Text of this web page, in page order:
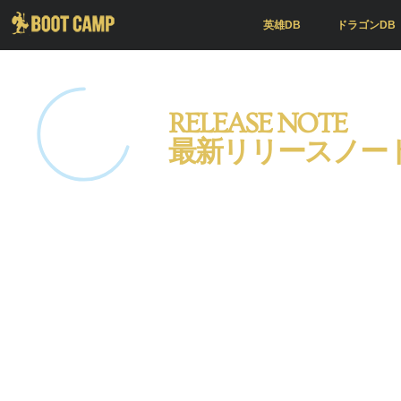
英雄DB ドラゴンDB
RELEASE NOTE
最新リリースノー